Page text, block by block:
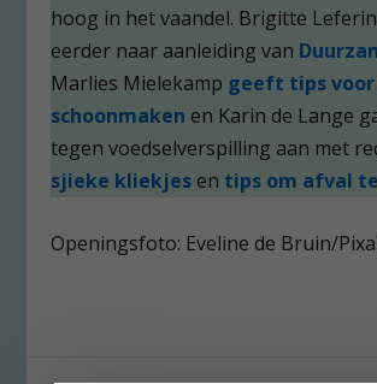
hoog in het vaandel. Brigitte
eerder naar aanleiding van
Marlies Mielekamp geeft tips
schoonmaken en Karin de Lange
tegen voedselverspilling aan met
sjieke kliekjes en tips om afval
Openingsfoto: Eveline de Bruin/